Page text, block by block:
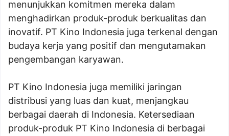
menunjukkan komitmen mereka dalam
menghadirkan produk-produk berkualitas dan
inovatif. PT Kino Indonesia juga terkenal dengan
budaya kerja yang positif dan mengutamakan
pengembangan karyawan.
PT Kino Indonesia juga memiliki jaringan
distribusi yang luas dan kuat, menjangkau
berbagai daerah di Indonesia. Ketersediaan
produk-produk PT Kino Indonesia di berbagai